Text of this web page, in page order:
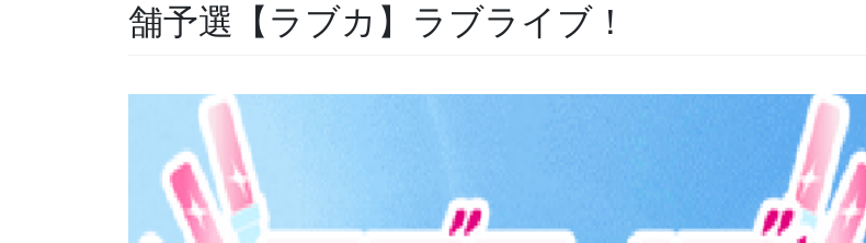
舗予選【ラブカ】ラブライブ！